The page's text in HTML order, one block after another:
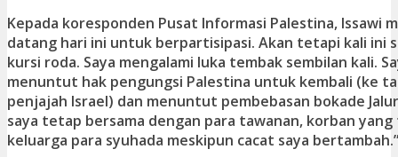
Kepada koresponden Pusat Informasi Palestina, Issawi
datang hari ini untuk berpartisipasi. Akan tetapi kali ini
kursi roda. Saya mengalami luka tembak sembilan kali.
menuntut hak pengungsi Palestina untuk kembali (ke
penjajah Israel) dan menuntut pembebasan bokade
saya tetap bersama dengan para tawanan, korban
keluarga para syuhada meskipun cacat saya bertambah.”